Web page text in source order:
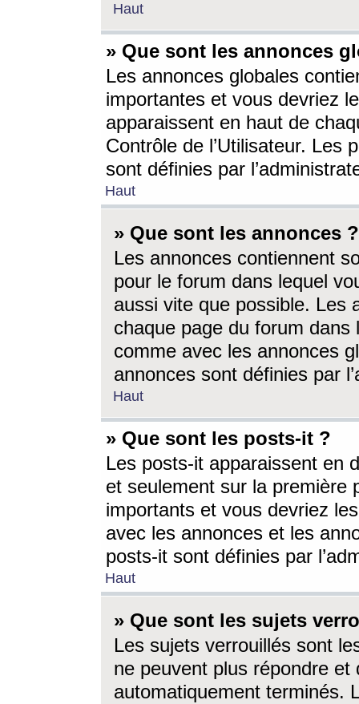
Haut
» Que sont les annonces
Les annonces globales
importantes et vous devriez
apparaissent en haut de
Contrôle de l’Utilisateur. Les
sont définies par
Haut
» Que sont les annonces ?
Les annonces contiennent
pour le forum dans lequel
aussi vite que possible. Les
chaque page du forum dans
comme avec les annonces
annonces sont définies par
Haut
» Que sont les posts-it ?
Les posts-it apparaissent en
et seulement sur la première
importants et vous devriez
avec les annonces et les
posts-it sont définies par
Haut
» Que sont les sujets
Les sujets verrouillés sont
ne peuvent plus répondre
automatiquement terminés.